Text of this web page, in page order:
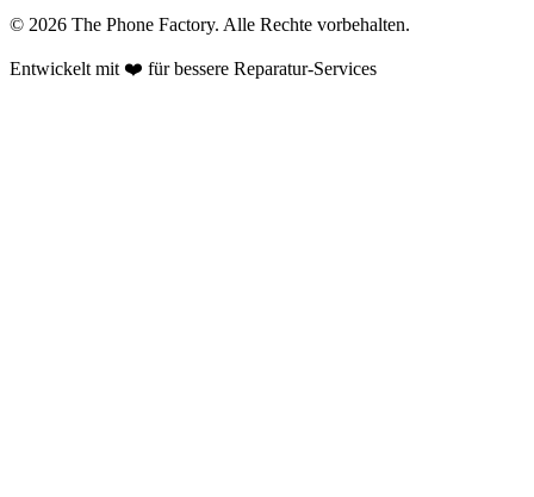
© 2026 The Phone Factory. Alle Rechte vorbehalten.
Entwickelt mit ❤️ für bessere Reparatur-Services